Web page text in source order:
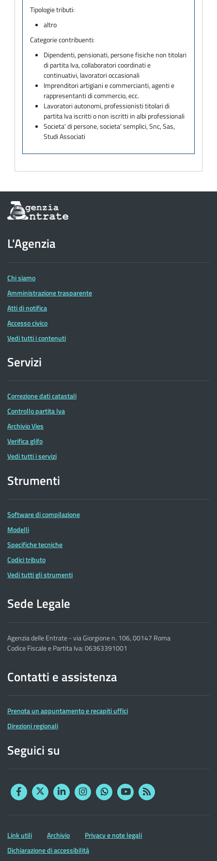
Tipologie tributi:
altro
Categorie contribuenti:
Dipendenti, pensionati, persone fisiche non titolari
di partita Iva, collaboratori coordinati e
continuativi, lavoratori occasionali
Imprenditori artigiani e commercianti, agenti e
rappresentanti di commercio, ecc.
Lavoratori autonomi, professionisti titolari di
partita Iva iscritti o non iscritti in albi professionali
Societa' di persone, societa' semplici, Snc, Sas,
Studi Associati
Informazioni
sul
dell'Agenzia
delle
Entrate
L'Agenzia
Chi siamo
Amministrazione trasparente
Atti di notifica
Accesso civico
Vedi tutti i contenuti
Servizi
Correzione dati catastali
Controllo partita Iva
Archivio Vies
Verifica glifo
Vedi tutti i servizi
Strumenti
Software di compilazione
Modelli
Specifiche tecniche
Codici tributo
Vedi tutti gli strumenti
Sede Legale
Agenzia delle Entrate - via Giorgione n. 106, 00147 Roma
Codice Fiscale e Partita Iva: 06363391001
Contatti e assistenza
Prenota un appuntamento e recapiti uffici
Direzioni regionali
Seguici su
FacebookTwitterLinkedinInstagram
YouTubeRSS
Altre
informazioni
Link utili Archivio
Privacy e note legali
Dichiarazione di accessibilità